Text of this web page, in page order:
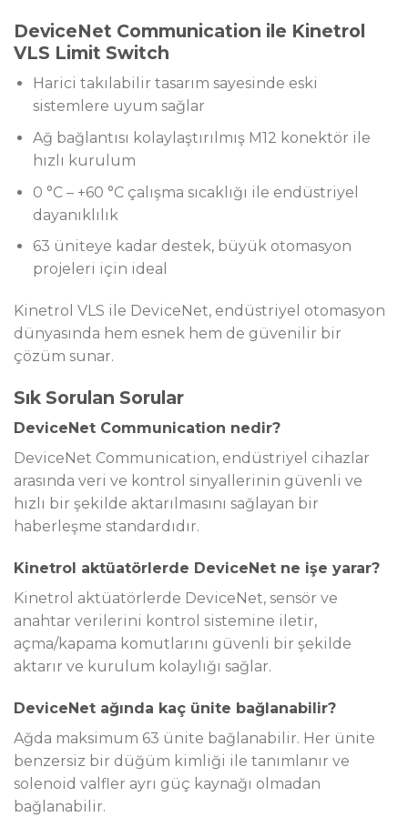
DeviceNet Communication ile Kinetrol
VLS Limit Switch
Harici takılabilir tasarım sayesinde eski
sistemlere uyum sağlar
Ağ bağlantısı kolaylaştırılmış M12 konektör ile
hızlı kurulum
0 °C – +60 °C çalışma sıcaklığı ile endüstriyel
dayanıklılık
63 üniteye kadar destek, büyük otomasyon
projeleri için ideal
Kinetrol VLS ile DeviceNet, endüstriyel otomasyon
dünyasında hem esnek hem de güvenilir bir
çözüm sunar.
Sık Sorulan Sorular
DeviceNet Communication nedir?
DeviceNet Communication, endüstriyel cihazlar
arasında veri ve kontrol sinyallerinin güvenli ve
hızlı bir şekilde aktarılmasını sağlayan bir
haberleşme standardıdır.
Kinetrol aktüatörlerde DeviceNet ne işe yarar?
Kinetrol aktüatörlerde DeviceNet, sensör ve
anahtar verilerini kontrol sistemine iletir,
açma/kapama komutlarını güvenli bir şekilde
aktarır ve kurulum kolaylığı sağlar.
DeviceNet ağında kaç ünite bağlanabilir?
Ağda maksimum 63 ünite bağlanabilir. Her ünite
benzersiz bir düğüm kimliği ile tanımlanır ve
solenoid valfler ayrı güç kaynağı olmadan
bağlanabilir.